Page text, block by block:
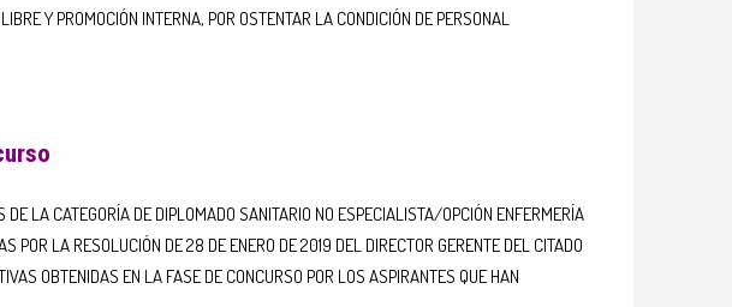
Y PROMOCIÓN INTERNA, POR OSTENTAR LA CONDICIÓN DE PERSONAL
LA CATEGORÍA DE DIPLOMADO SANITARIO NO ESPECIALISTA/OPCIÓN ENFERMERÍA
POR LA RESOLUCIÓN DE 28 DE ENERO DE 2019 DEL DIRECTOR GERENTE DEL CITADO
OBTENIDAS EN LA FASE DE CONCURSO POR LOS ASPIRANTES QUE HAN